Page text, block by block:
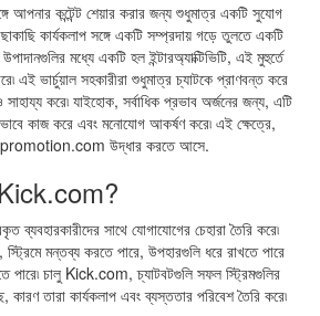
আপনার কন্টেন্ট শেয়ার করার জন্য শুধুমাত্র একটি সুযোগ
কার্যকলাপ সঙ্গে একটি সম্প্রদায় গড়ে তুলতে একটি
মধ্যে একটি হল ইন্টারঅ্যাক্টিভিটি, এই মুহুর্তে
এই ভার্চুয়াল সহকারীরা শুধুমাত্র চ্যাটকে প্রাণবন্ত করে
করে৷ যাইহোক, সর্বাধিক প্রভাব অর্জনের জন্য, এটি
কাজ করে এবং মনোযোগ আকর্ষণ করে৷ এই ক্ষেত্রে,
promotion.com উদ্ধার করতে আসে.
Kick.com?
ব্যবহারকারীদের সাথে যোগাযোগের চেহারা তৈরি করে৷
মন্তব্য করতে পারে, উপহারগুলি ধরে রাখতে পারে
পারে৷ চালু Kick.com, চ্যাটবটগুলি সফল স্ট্রিমগুলির
তারা কার্যকলাপ এবং ব্যস্ততার পরিবেশ তৈরি করে৷